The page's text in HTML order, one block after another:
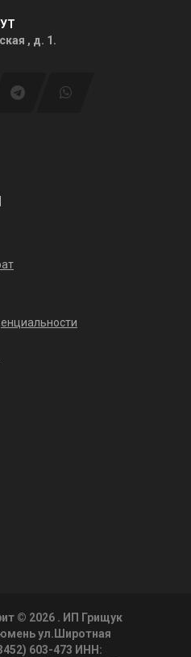
, д. 1.
© 2026 . ИП Грищук
ул.Широтная
603-473 ИНН: